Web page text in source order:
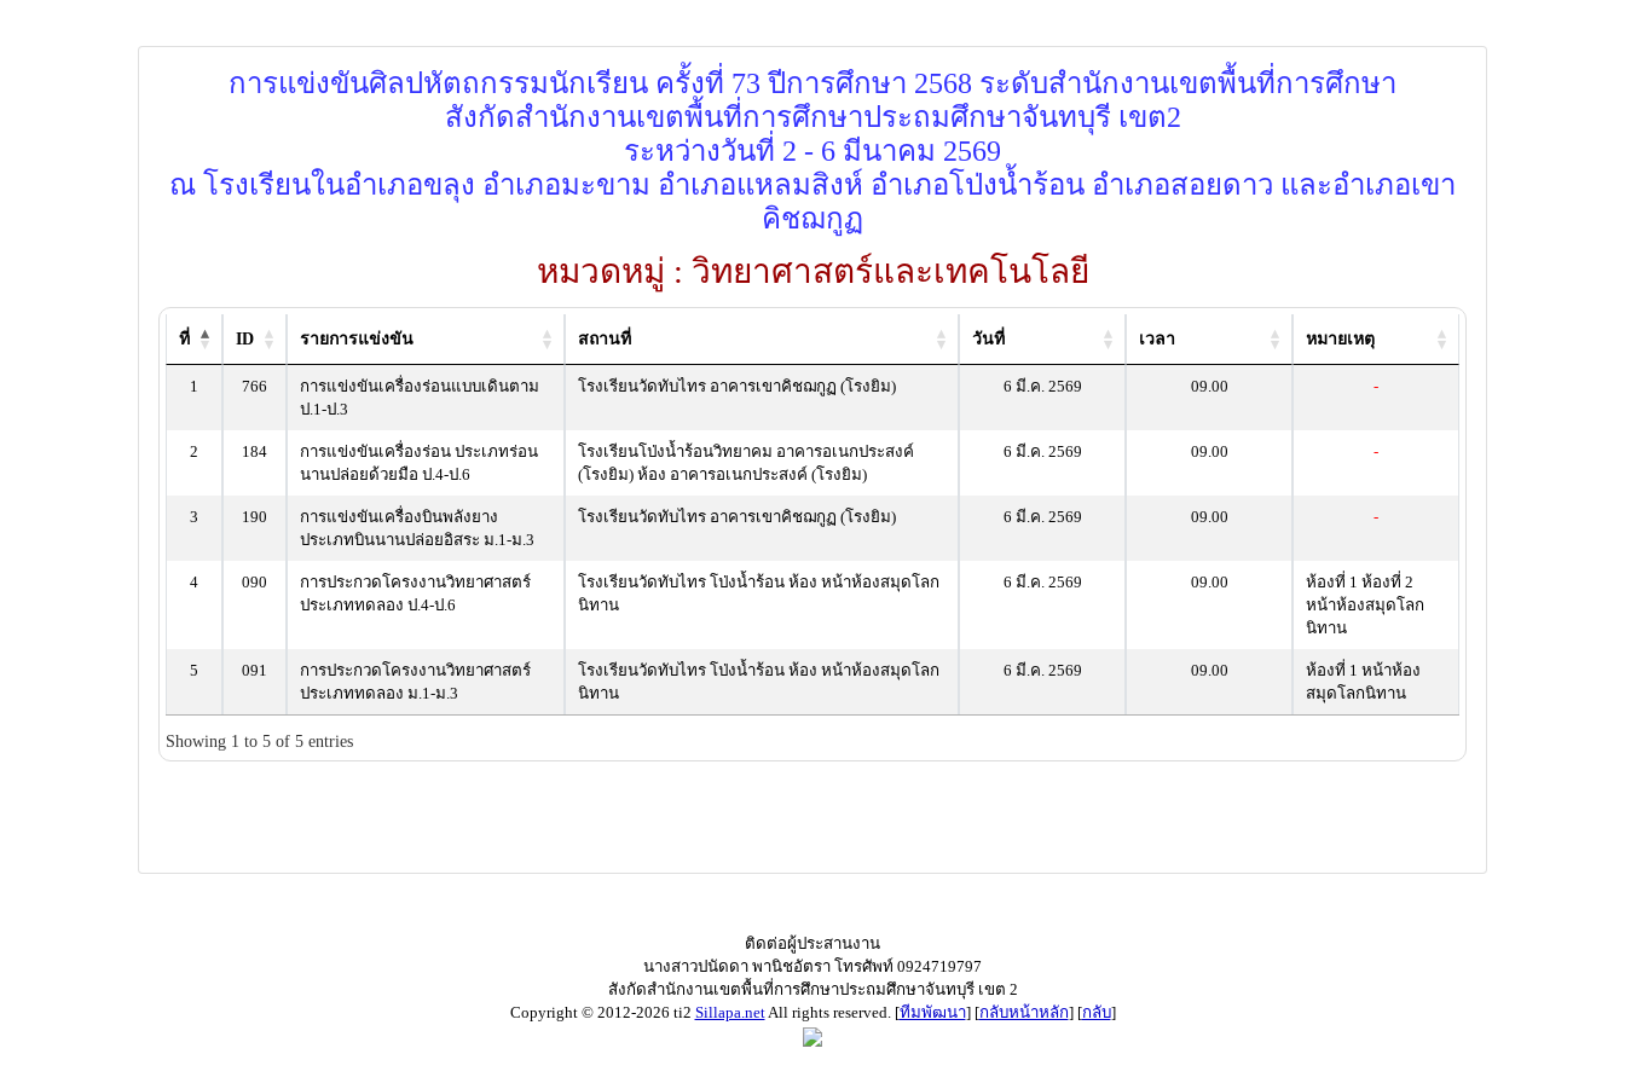
การแข่งขันศิลปหัตถกรรมนักเรียน ครั้งที่ 73 ปีการศึกษา 2568 ระดับสำนักงานเขตพื้นที่การศึกษา
สังกัดสำนักงานเขตพื้นที่การศึกษาประถมศึกษาจันทบุรี เขต2
ระหว่างวันที่ 2 - 6 มีนาคม 2569
ณ โรงเรียนในอำเภอขลุง อำเภอมะขาม อำเภอแหลมสิงห์ อำเภอโป่งน้ำร้อน อำเภอสอยดาว และอำเภอเขา
คิชฌกูฏ
หมวดหมู่ : วิทยาศาสตร์และเทคโนโลยี
ที่ ID รายการแข่งขัน สถานที่ วันที่ เวลา หมายเหตุ
1 766
การแข่งขันเครื่องร่อนแบบเดินตาม
ป.1-ป.3
โรงเรียนวัดทับไทร อาคารเขาคิชฌกูฏ (โรงยิม) 6 มี.ค. 2569 09.00 -
2 184
การแข่งขันเครื่องร่อน ประเภทร่อน
นานปล่อยด้วยมือ ป.4-ป.6
โรงเรียนโป่งน้ำร้อนวิทยาคม อาคารอเนกประสงค์
(โรงยิม) ห้อง อาคารอเนกประสงค์ (โรงยิม)
6 มี.ค. 2569 09.00 -
3 190
การแข่งขันเครื่องบินพลังยาง
ประเภทบินนานปล่อยอิสระ ม.1-ม.3
โรงเรียนวัดทับไทร อาคารเขาคิชฌกูฏ (โรงยิม) 6 มี.ค. 2569 09.00 -
4 090
การประกวดโครงงานวิทยาศาสตร์
ประเภททดลอง ป.4-ป.6
โรงเรียนวัดทับไทร โป่งน้ำร้อน ห้อง หน้าห้องสมุดโลก
นิทาน
6 มี.ค. 2569 09.00
ห้องที่ 1 ห้องที่ 2
หน้าห้องสมุดโลก
นิทาน
5 091
การประกวดโครงงานวิทยาศาสตร์
ประเภททดลอง ม.1-ม.3
โรงเรียนวัดทับไทร โป่งน้ำร้อน ห้อง หน้าห้องสมุดโลก
นิทาน
6 มี.ค. 2569 09.00
ห้องที่ 1 หน้าห้อง
สมุดโลกนิทาน
Showing 1 to 5 of 5 entries
ติดต่อผู้ประสานงาน
นางสาวปนัดดา พานิชอัตรา โทรศัพท์ 0924719797
สังกัดสำนักงานเขตพื้นที่การศึกษาประถมศึกษาจันทบุรี เขต 2
Copyright © 2012-2026 ti2 Sillapa.netAll rights reserved. [ทีมพัฒนา] [กลับหน้าหลัก] [กลับ]